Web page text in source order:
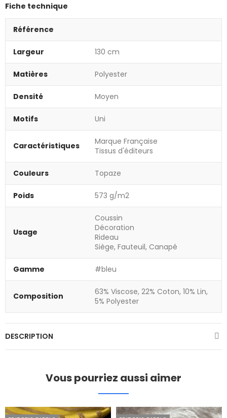
Fiche technique
Référence
Largeur 130 cm
Matières Polyester
Densité Moyen
Motifs Uni
Caractéristiques
Marque Française
Tissus d'éditeurs
Couleurs Topaze
Poids 573 g/m2
Usage
Coussin
Décoration
Rideau
Siège, Fauteuil, Canapé
Gamme #bleu
Composition
63% Viscose, 22% Coton, 10% Lin,
5% Polyester
DESCRIPTION
Vous pourriez aussi aimer